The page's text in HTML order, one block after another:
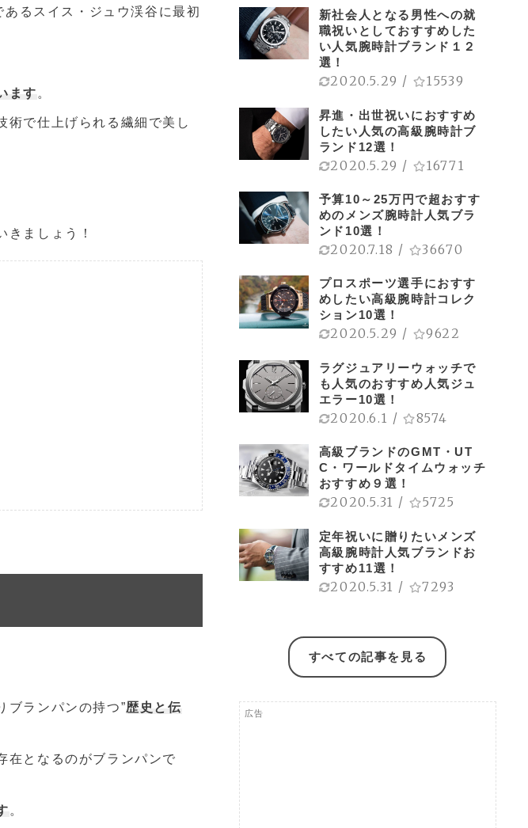
るスイス・ジュウ渓谷に最初
ます 。
術で仕上げられる繊細で美し
きましょう！
ブランパンの持つ”歴史と伝
在となるのがブランパンで
。
新社会人となる男性への就
職祝いとしておすすめした
い人気腕時計ブランド１２
選！
2020.5.29 / 15539
昇進・出世祝いにおすすめ
したい人気の高級腕時計ブ
ランド12選！
2020.5.29 / 16771
予算10～25万円で超おすす
めのメンズ腕時計人気ブラ
ンド10選！
2020.7.18 / 36670
プロスポーツ選手におすす
めしたい高級腕時計コレク
ション10選！
2020.5.29 / 9622
ラグジュアリーウォッチで
も人気のおすすめ人気ジュ
エラー10選！
2020.6.1 / 8574
高級ブランドのGMT・UT
C・ワールドタイムウォッチ
おすすめ９選！
2020.5.31 / 5725
定年祝いに贈りたいメンズ
高級腕時計人気ブランドお
すすめ11選！
2020.5.31 / 7293
すべての記事を見る
広告